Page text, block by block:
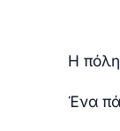
Η πόλη
Ένα